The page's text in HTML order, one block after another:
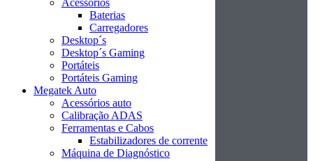
Acessórios
Baterias
Carregadores
Desktop´s
Desktop´s Gaming
Portáteis
Portáteis Gaming
Megatek Auto
Acessórios auto
Calibração ADAS
Ferramentas e Cabos
Estabilizadores de corrente
Máquina de Diagnóstico